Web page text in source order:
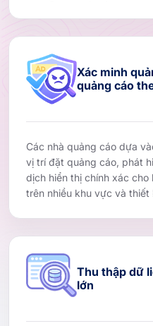
Xác minh
quảng cáo
Các nhà quảng cáo dựa
vị trí đặt quảng cáo, phát
dịch hiển thị chính xác
trên nhiều khu vực và thiết
Thu thập dữ
lớn